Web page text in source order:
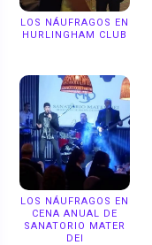
LOS NÁUFRAGOS EN
HURLINGHAM CLUB
LOS NÁUFRAGOS EN
CENA ANUAL DE
SANATORIO MATER
DEI